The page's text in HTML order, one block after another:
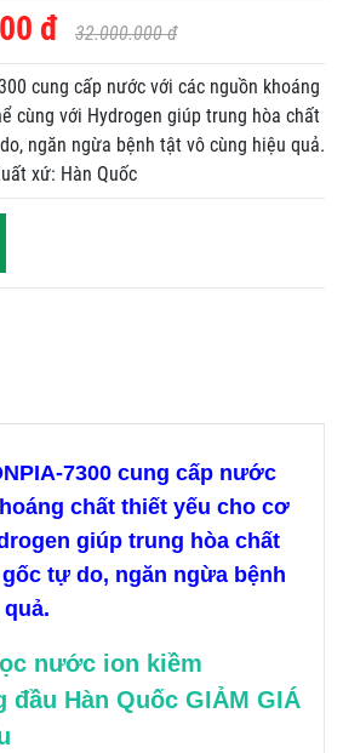
đ 32.000.000 đ
cung cấp nước với các nguồn khoáng
cùng với Hydrogen giúp trung hòa chất
ngăn ngừa bệnh tật vô cùng hiệu quả.
xứ: Hàn Quốc
7300 cung cấp nước
chất thiết yếu cho cơ
giúp trung hòa chất
tự do, ngăn ngừa bệnh
nước ion kiềm
đầu Hàn Quốc GIẢM GIÁ